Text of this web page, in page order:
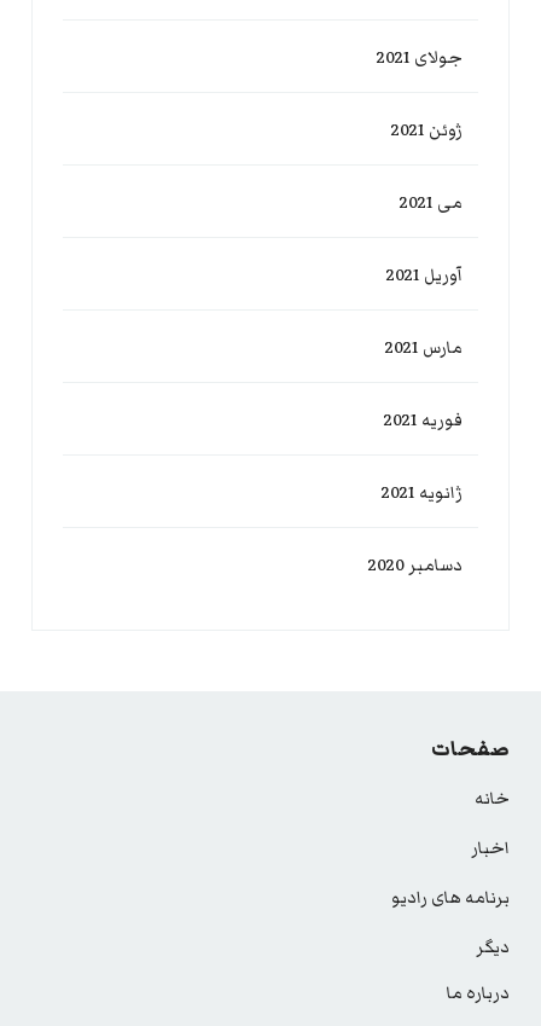
جولای 2021
ژوئن 2021
می 2021
آوریل 2021
مارس 2021
فوریه 2021
ژانویه 2021
دسامبر 2020
صفحات
خانه
اخبار
برنامه های رادیو
دیگر
درباره ما